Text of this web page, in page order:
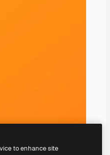
to enhance site